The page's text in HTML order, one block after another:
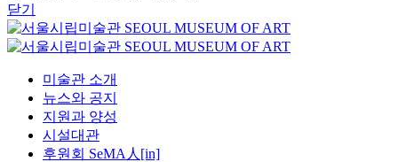
닫기
미술관 소개
뉴스와 공지
지원과 양성
시설대관
후원회 SeMA人[in]